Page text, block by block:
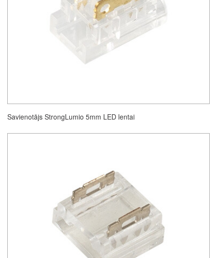
Savienotājs StrongLumio 5mm LED lentai